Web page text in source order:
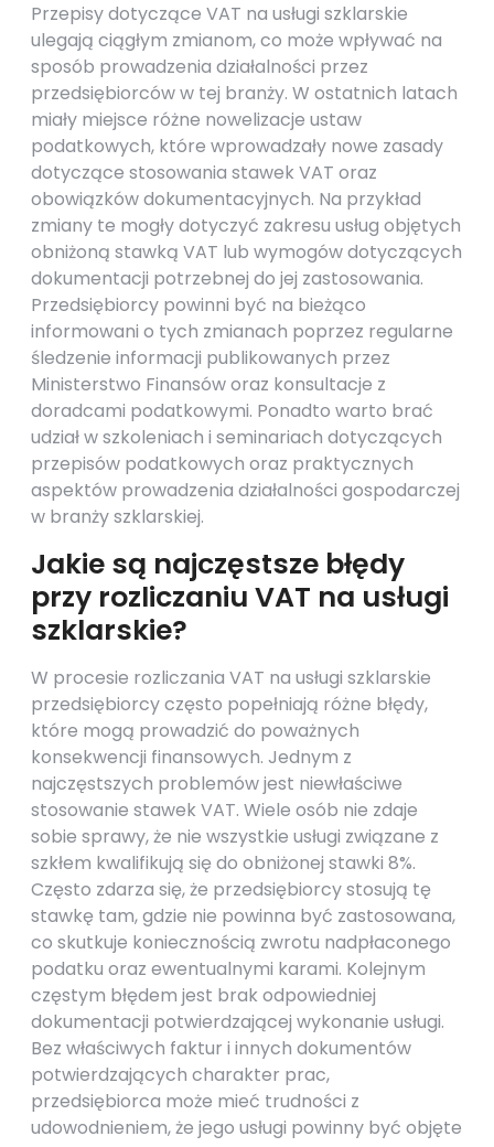
Przepisy dotyczące VAT na usługi szklarskie
ulegają ciągłym zmianom, co może wpływać na
sposób prowadzenia działalności przez
przedsiębiorców w tej branży. W ostatnich latach
miały miejsce różne nowelizacje ustaw
podatkowych, które wprowadzały nowe zasady
dotyczące stosowania stawek VAT oraz
obowiązków dokumentacyjnych. Na przykład
zmiany te mogły dotyczyć zakresu usług objętych
obniżoną stawką VAT lub wymogów dotyczących
dokumentacji potrzebnej do jej zastosowania.
Przedsiębiorcy powinni być na bieżąco
informowani o tych zmianach poprzez regularne
śledzenie informacji publikowanych przez
Ministerstwo Finansów oraz konsultacje z
doradcami podatkowymi. Ponadto warto brać
udział w szkoleniach i seminariach dotyczących
przepisów podatkowych oraz praktycznych
aspektów prowadzenia działalności gospodarczej
w branży szklarskiej.
Jakie są najczęstsze błędy
przy rozliczaniu VAT na usługi
szklarskie?
W procesie rozliczania VAT na usługi szklarskie
przedsiębiorcy często popełniają różne błędy,
które mogą prowadzić do poważnych
konsekwencji finansowych. Jednym z
najczęstszych problemów jest niewłaściwe
stosowanie stawek VAT. Wiele osób nie zdaje
sobie sprawy, że nie wszystkie usługi związane z
szkłem kwalifikują się do obniżonej stawki 8%.
Często zdarza się, że przedsiębiorcy stosują tę
stawkę tam, gdzie nie powinna być zastosowana,
co skutkuje koniecznością zwrotu nadpłaconego
podatku oraz ewentualnymi karami. Kolejnym
częstym błędem jest brak odpowiedniej
dokumentacji potwierdzającej wykonanie usługi.
Bez właściwych faktur i innych dokumentów
potwierdzających charakter prac,
przedsiębiorca może mieć trudności z
udowodnieniem, że jego usługi powinny być objęte